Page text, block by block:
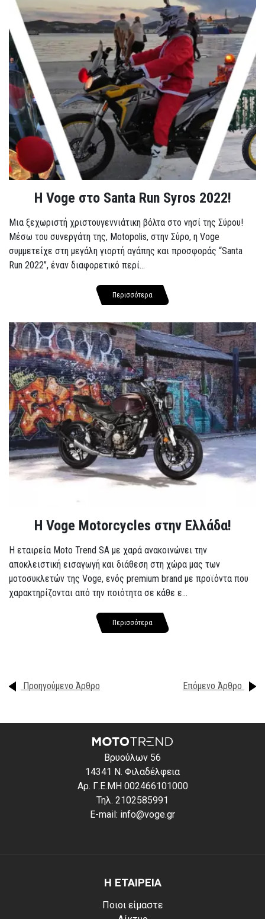
Η Voge στο Santa Run Syros 2022!
Μια ξεχωριστή χριστουγεννιάτικη βόλτα στο νησί της Σύρου!
Μέσω του συνεργάτη της, Motopolis, στην Σύρο, η Voge
συμμετείχε στη μεγάλη γιορτή αγάπης και προσφοράς “Santa
Run 2022”, έναν διαφορετικό περί...
Περισσότερα
H Voge Motorcycles στην Ελλάδα!
Η εταιρεία Moto Trend SA με χαρά ανακοινώνει την
αποκλειστική εισαγωγή και διάθεση στη χώρα μας των
μοτοσυκλετών της Voge, ενός premium brand με προϊόντα που
χαρακτηρίζονται από την ποιότητα σε κάθε ε...
Περισσότερα
Προηγούμενο Άρθρο Επόμενο Άρθρο
Βρυούλων 56
14341 Ν. Φιλαδέλφεια
Αρ. Γ.Ε.ΜΗ 002466101000
Τηλ. 2102585991
E-mail: info@voge.gr
Η ΕΤΑΙΡΕΙΑ
Ποιοι είμαστε